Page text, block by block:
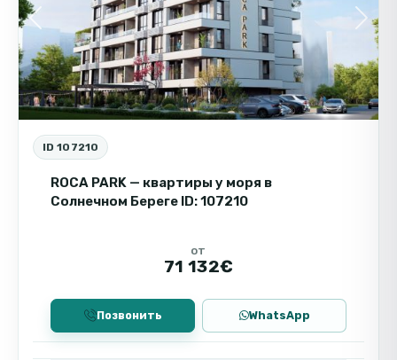
Previous Next
ID 107210
ROCA PARK — квартиры у моря в
Солнечном Береге ID: 107210
от
71 132€
Позвонить WhatsApp